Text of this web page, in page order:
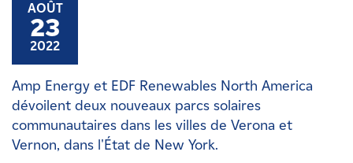
AOÛT
23
2022
Amp Energy et EDF Renewables North America
dévoilent deux nouveaux parcs solaires
communautaires dans les villes de Verona et
Vernon, dans l'État de New York.